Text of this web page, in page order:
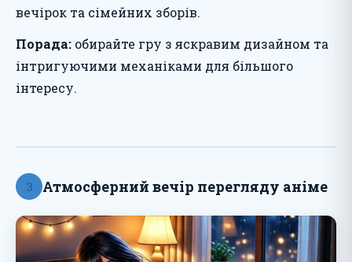
вечірок та сімейних зборів.
Порада: обирайте гру з яскравим дизайном та
інтригуючими механіками для більшого
інтересу.
3 Атмосферний вечір перегляду аніме